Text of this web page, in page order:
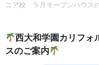
ニア校 ５月オープンハウス
西大和学園カリフ
スのご案内